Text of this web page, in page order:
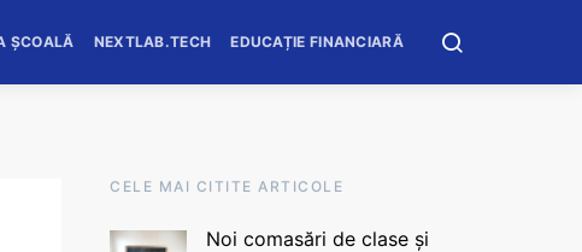
ȘCOALĂ NEXTLAB.TECH EDUCAȚIE FINANCIARĂ
CELE MAI CITITE ARTICOLE
Noi comasări de clase și